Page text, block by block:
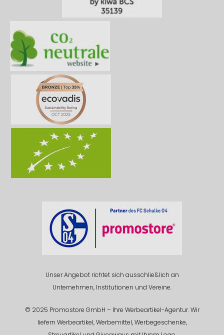
Unser Angebot richtet sich ausschließlich an
Unternehmen, Institutionen und Vereine.
© 2025 Promostore GmbH – Ihre Werbeartikel-Agentur. Wir
liefern Werbeartikel, Werbemittel, Werbegeschenke,